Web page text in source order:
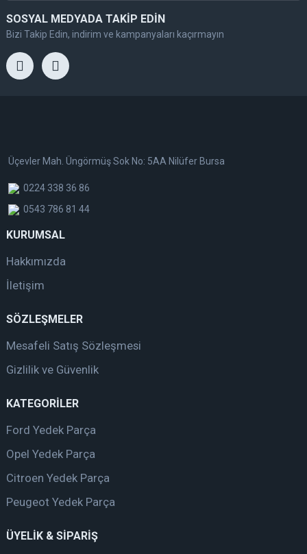
SOSYAL MEDYADA TAKİP EDİN
Bizi Takip Edin, indirim ve kampanyaları kaçırmayın
Üçevler Mah. Üngörmüş Sok No: 5AA Nilüfer Bursa
0224 338 36 86
0543 786 81 44
KURUMSAL
Hakkımızda
İletişim
SÖZLEŞMELER
Mesafeli Satış Sözleşmesi
Gizlilik ve Güvenlik
KATEGORİLER
Ford Yedek Parça
Opel Yedek Parça
Citroen Yedek Parça
Peugeot Yedek Parça
ÜYELİK & SİPARİŞ